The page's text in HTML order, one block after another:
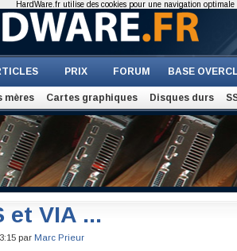
PRIX FORUM BASE
mères Cartes graphiques Disques durs
et VIA ...
par Marc Prieur
HardWare.fr utilise des cookies pour une navigation